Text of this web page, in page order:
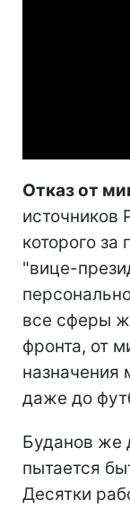
Отказ от
источников
которого за
"вице-
все сферы
фронта, от
назначения
даже до
Буданов же
пытается
Десятки